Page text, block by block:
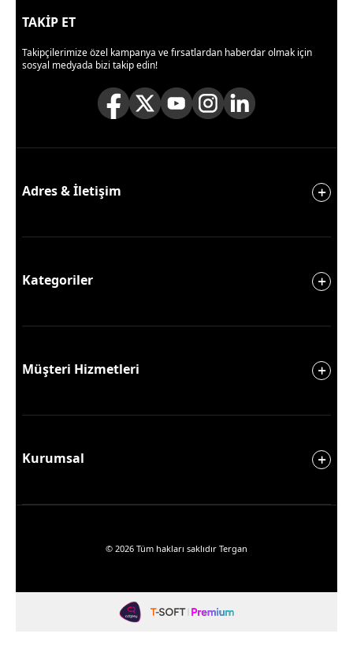
TAKİP ET
Takipçilerimize özel kampanya ve fırsatlardan haberdar olmak için
sosyal medyada bizi takip edin!
Adres & İletişim
Kategoriler
Müşteri Hizmetleri
Kurumsal
© 2026 Tüm hakları saklıdır Tergan